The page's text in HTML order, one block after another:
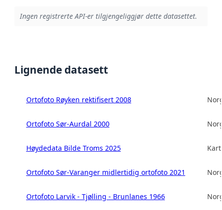
Ingen registrerte API-er tilgjengeliggjør dette datasettet.
Lignende datasett
Ortofoto Røyken rektifisert 2008
Ortofoto Sør-Aurdal 2000
Høydedata Bilde Troms 2025
Ortofoto Sør-Varanger midlertidig ortofoto 2021
Ortofoto Larvik - Tjølling - Brunlanes 1966